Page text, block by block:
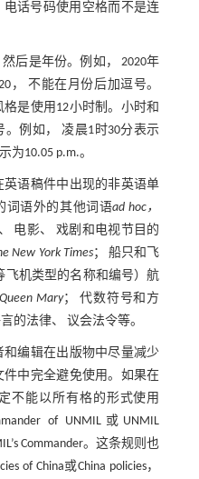
话号码使用空格而不是连
后是年份。例如， 2020年
， 不能在月份后加逗号。
是使用12小时制。小时和
例如， 凌晨1时30分表示
为10.05 p.m.。
语稿件中出现的非英语单
词语外的其他词语ad hoc，
电影、 戏剧和电视节目的
New York Times； 船只和飞
飞机类型的名称和编号）航
Queen Mary； 代数符号和方
的法律、 议会法令等。
编辑在出版物中尽量减少
中完全避免使用。如果在
不能以所有格的形式使用
of UNMIL或UNMIL
Commander。这条规则也
of China或China policies，